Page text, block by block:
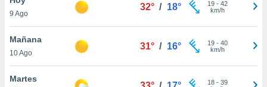
en
más
nuestra
9 Ago
32° / 18° 19- 42
km/h
Mañana
10 Ago
31° / 16° 19- 40
km/h
Martes 18- 39